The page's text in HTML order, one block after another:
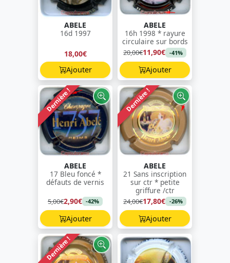
ABELE
16d 1997
18,00€
Ajouter
ABELE
16h 1998 * rayure
circulaire sur bords
20,00€11,90€ -41%
Ajouter
Dernière !
ABELE
17 Bleu foncé *
défauts de vernis
5,00€2,90€ -42%
Ajouter
Dernière !
ABELE
21 Sans inscription
sur ctr * petite
griffure /ctr
24,00€17,80€ -26%
Ajouter
Dernière !